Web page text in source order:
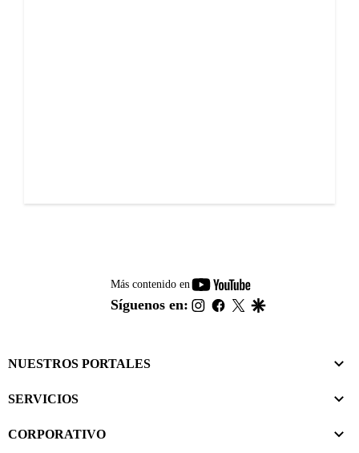
Más contenido en
youtube-
footer
Síguenos en: instagram
facebook
twitter
NUESTROS PORTALES
SERVICIOS
CORPORATIVO